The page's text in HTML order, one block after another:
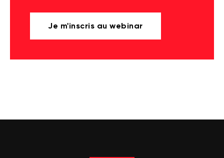
Je m'inscris au webinar